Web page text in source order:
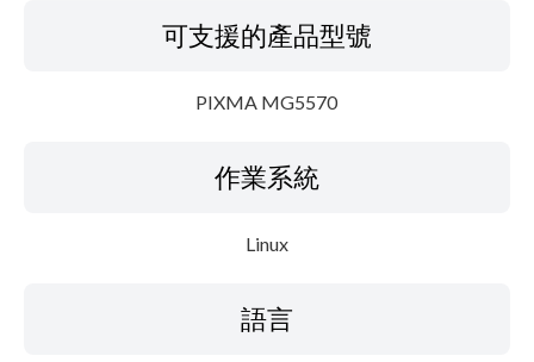
可支援的產品型號
PIXMA MG5570
作業系統
Linux
語言